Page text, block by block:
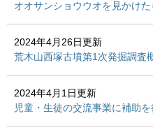
オオサンショウウオを見かけた
2024年4月26日更新
荒木山西塚古墳第1次発掘調査
2024年4月1日更新
児童・生徒の交流事業に補助